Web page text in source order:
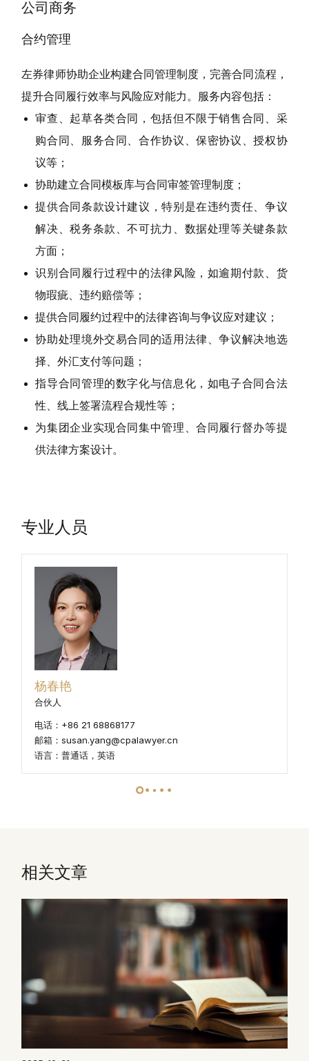
公司商务
合约管理
左券律师协助企业构建合同管理制度，完善合同流程，
提升合同履行效率与风险应对能力。服务内容包括：
审查、起草各类合同，包括但不限于销售合同、采
购合同、服务合同、合作协议、保密协议、授权协
议等；
协助建立合同模板库与合同审签管理制度；
提供合同条款设计建议，特别是在违约责任、争议
解决、税务条款、不可抗力、数据处理等关键条款
方面；
识别合同履行过程中的法律风险，如逾期付款、货
物瑕疵、违约赔偿等；
提供合同履约过程中的法律咨询与争议应对建议；
协助处理境外交易合同的适用法律、争议解决地选
择、外汇支付等问题；
指导合同管理的数字化与信息化，如电子合同合法
性、线上签署流程合规性等；
为集团企业实现合同集中管理、合同履行督办等提
供法律方案设计。
专业人员
杨春艳
合伙人
电话：+86 21 68868177
邮箱：susan.yang@cpalawyer.cn
语言：普通话，英语
相关文章